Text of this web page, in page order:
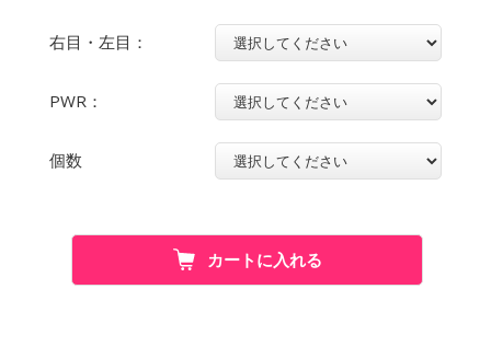
右目・左目：
PWR：
個数
カートに入れる